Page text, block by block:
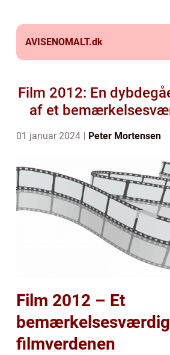
AVISENOMALT.dk
Film 2012: En
af et
01 januar 2024 Peter Mortensen
Film 2012 – Et
filmverdenen